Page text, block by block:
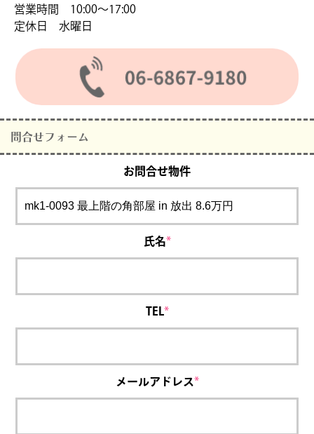
営業時間 10:00〜17:00
定休日 水曜日
問合せフォーム
お問合せ物件
氏名*
TEL *
メールアドレス*